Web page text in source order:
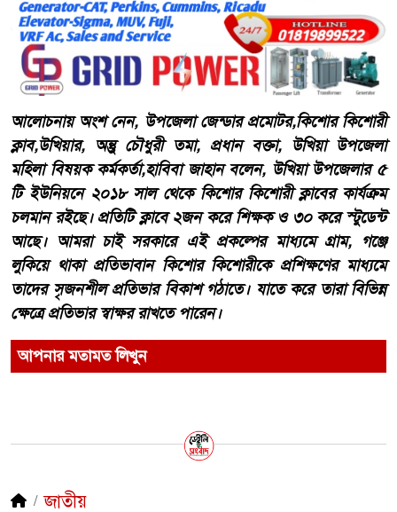
আলোচনায় অংশ নেন, উপজেলা জেন্ডার প্রমোটর,কিশোর কিশোরী
ক্লাব,উখিয়ার, অন্তুু চৌধুরী তমা, প্রধান বক্তা, উখিয়া উপজেলা
মহিলা বিষয়ক কর্মকর্তা,হাবিবা জাহান বলেন, উখিয়া উপজেলার ৫
টি ইউনিয়নে ২০১৮ সাল থেকে কিশোর কিশোরী ক্লাবের কার্যক্রম
চলমান রইছে। প্রতিটি ক্লাবে ২জন করে শিক্ষক ও ৩০ করে স্টুডেন্ট
আছে। আমরা চাই সরকারে এই প্রকল্পের মাধ্যমে গ্রাম, গঞ্জে
লুকিয়ে থাকা প্রতিভাবান কিশোর কিশোরীকে প্রশিক্ষণের মাধ্যমে
তাদের সৃজনশীল প্রতিভার বিকাশ গঠাতে। যাতে করে তারা বিভিন্ন
ক্ষেত্রে প্রতিভার স্বাক্ষর রাখতে পারেন।
আপনার মতামত লিখুন
জাতীয়